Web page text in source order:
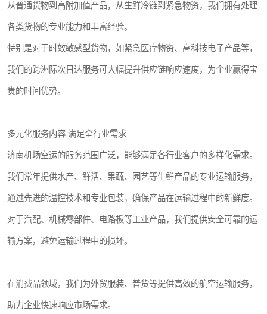
从普通货物到高附加值产品，从生鲜冷链到紧急物资，我们拥有处理
各类货物的专业能力和丰富经验。
特别是对于时效敏感型货物，如紧急医疗物资、高科技电子产品等，
我们的跨洲际次日达服务可大幅提升供应链响应速度，为企业赢得宝
贵的时间优势。
多元化服务内容 满足全行业需求
济南机场空运的服务范围广泛，能够满足各行业客户的多样化需求。
我们常年提供水产、鲜活、果蔬、园艺等生鲜产品的专业运输服务，
通过先进的温控技术和专业包装，确保产品在运输过程中的新鲜度。
对于汽配、机械零部件、电路板等工业产品，我们提供安全可靠的运
输方案，避免运输过程中的损坏。
在消费品领域，我们为外贸服装、普货等提供高效的航空运输服务，
助力企业快速响应市场需求。